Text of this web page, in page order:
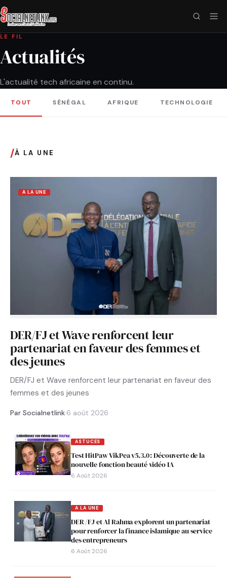
LE FIL
Actualités
L'actualité tech africaine en continu.
TOUT SÉNÉGAL AFRIQUE TECHNOLOGIE
/À LA UNE
A LA UNE
DER/FJ et Wave renforcent leur
partenariat en faveur des femmes et
des jeunes
DER/FJ et Wave renforcent leur partenariat en faveur des
femmes et des jeunes
Par Socialnetlink·6 août 2026
ASTUCES
Test HitPaw VikPea v5.3.0 : Découverte de la
nouvelle fonction beauté vidéo IA
6 Août 2026
A LA UNE
DER /FJ et Al Rahma explorent un partenariat
pour renforcer la finance islamique au service
des entrepreneurs
6 Août 2026